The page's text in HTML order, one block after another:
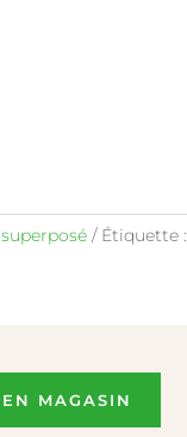
Étiquette :
MAGASIN